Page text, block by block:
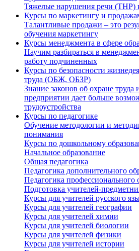
Тяжелые нарушения речи (ТНР)
Курсы по маркетингу и
Талантливые продажи – это
обучения маркетингу
Курсы менеджмента в сфере
Научим разбираться в
работу подчиненных
Курсы по безопасности
труда (ОБЖ, ОБЗР)
Знание законов об охране труда
предприятии дает больше
трудоустройства
Курсы по педагогике
Обучение методологии и
понимания
Курсы по дошкольному
Начальное образование
Общая педагогика
Педагогика дополнительного
Педагогика профессионального
Подготовка учителей-
Курсы для учителей русского
Курсы для учителей географии
Курсы для учителей химии
Курсы для учителей биологии
Курсы для учителей физики
Курсы для учителей истории